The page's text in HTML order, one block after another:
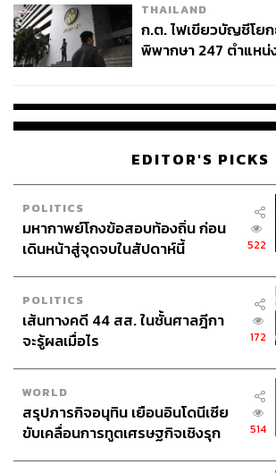
THAILAND
ก.ต. ไฟเขียวบัญชีโย
พิพากษา 247 ตำแหน่
EDITOR'S PICKS
POLITICS
มหากาพย์โกงข้อสอบท้องถิ่น ก่อน
เดินหน้าสู่จุดจบในสัปดาห์นี้
522
POLITICS
เส้นทางคดี 44 สส. ในชั้นศาลฎีกา
จะรู้ผลเมื่อไร
172
WORLD
สรุปภารกิจอนุทิน เยือนอินโดนีเซีย
ขับเคลื่อนการทูตเศรษฐกิจเชิงรุก
514